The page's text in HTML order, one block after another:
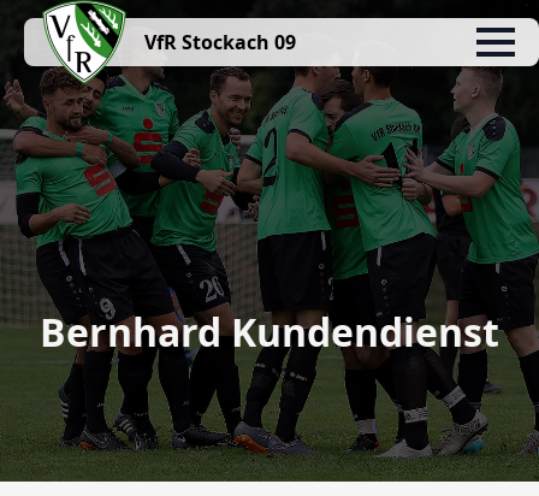
VfR Stockach 09
Bernhard Kundendienst